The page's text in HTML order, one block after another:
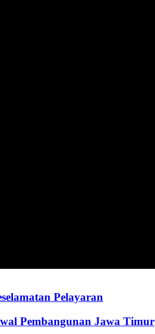
Pelayaran
Pembangunan Jawa Timur